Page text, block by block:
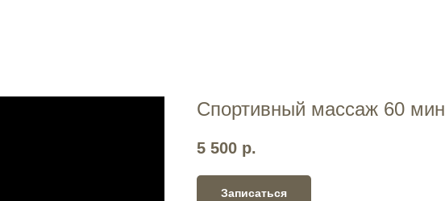
Спортивный массаж 60 мин
5 500 р.
Записаться